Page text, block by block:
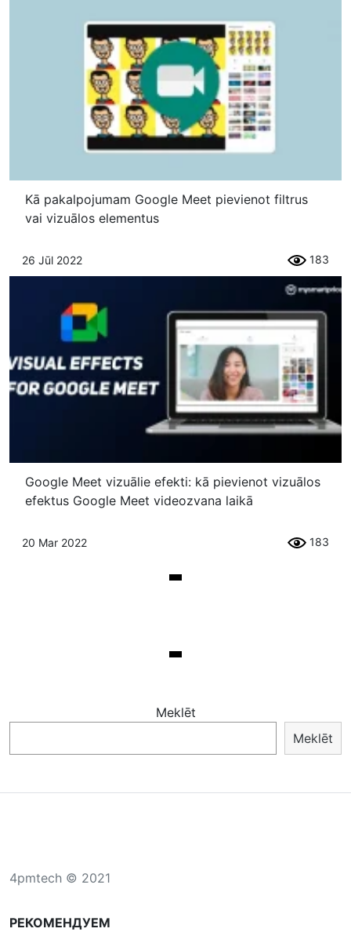
Kā pakalpojumam Google Meet pievienot filtrus
vai vizuālos elementus
26 Jūl 2022 183
Google Meet vizuālie efekti: kā pievienot vizuālos
efektus Google Meet videozvana laikā
20 Mar 2022 183
Meklēt
Meklēt
4pmtech © 2021
РЕКОМЕНДУЕМ